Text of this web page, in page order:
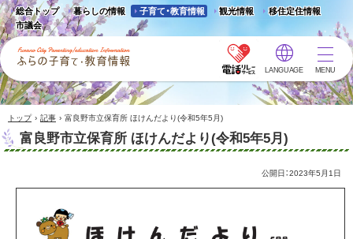
総合トップ 暮らしの情報 子育て・教育情報 観光情報
移住定住情報
市議会
ふらの子育て・教育情報 -
Furano City
Parenting/Education
Information
LANGUAGE MENU
トップ › 記事 › 富良野市立保育所 ほけんだより(令和5年5月)
富良野市立保育所 ほけんだより(令和5年5月)
公開日：2023年5月1日